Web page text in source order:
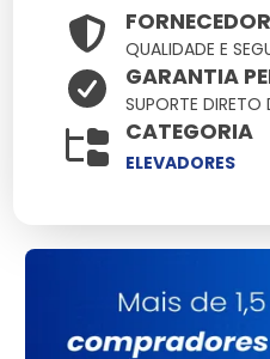
Especificações
Dimensões
(cm)
Peso
(kg)
200 x 150 x
250
1200
Principais
grandes volumes.
QUALIDADE E
GARANTIA
SUPORTE DIRETO
CATEGORIA
ELEVADORES